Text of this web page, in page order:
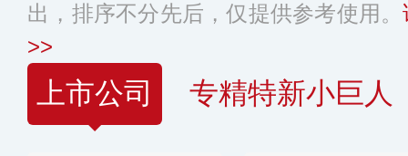
出，排序不分先后，仅提供参考使用。
>>
上市公司 专精特新小巨人